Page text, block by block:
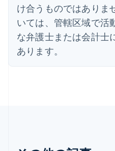
け合うものではありま
いては、管轄区域で活
な弁護士または会計士
あります。
エストニア
English
オーストラリア
English
オーストリア
DeutschEnglish
オランダ